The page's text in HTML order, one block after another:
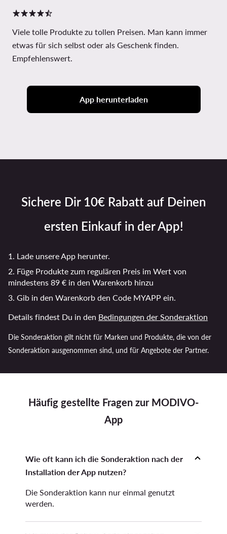
Viele tolle Produkte zu tollen Preisen. Man kann immer
etwas für sich selbst oder als Geschenk finden.
Empfehlenswert.
App herunterladen
Häufig gestellte Fragen zur MODIVO-
App
Wie oft kann ich die Sonderaktion nach der
Installation der App nutzen?
Die Sonderaktion kann nur einmal genutzt
werden.
Sichere Dir 10€ Rabatt auf Deinen
ersten Einkauf in der App!
1. Lade unsere App herunter.
2. Füge Produkte zum regulären Preis im Wert von
mindestens 89 € in den Warenkorb hinzu
3. Gib in den Warenkorb den Code MYAPP ein.
Details findest Du in den Bedingungen der Sonderaktion
Die Sonderaktion gilt nicht für Marken und Produkte, die von der
Sonderaktion ausgenommen sind, und für Angebote der Partner.